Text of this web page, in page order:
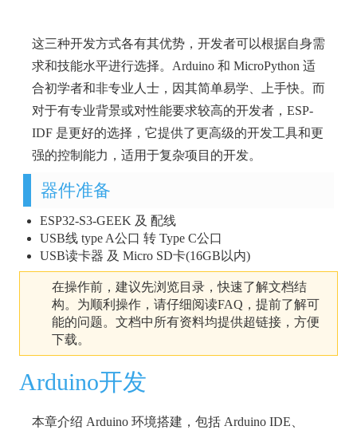
这三种开发方式各有其优势，开发者可以根据自身需
求和技能水平进行选择。Arduino 和 MicroPython 适
合初学者和非专业人士，因其简单易学、上手快。而
对于有专业背景或对性能要求较高的开发者，ESP-
IDF 是更好的选择，它提供了更高级的开发工具和更
强的控制能力，适用于复杂项目的开发。
器件准备
ESP32-S3-GEEK 及 配线
USB线 type A公口 转 Type C公口
USB读卡器 及 Micro SD卡(16GB以内)
在操作前，建议先浏览目录，快速了解文档结
构。为顺利操作，请仔细阅读FAQ，提前了解可
能的问题。文档中所有资料均提供超链接，方便
下载。
Arduino开发
本章介绍 Arduino 环境搭建，包括 Arduino IDE、